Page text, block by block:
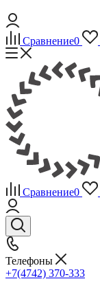
Сравнение0
Сравнение0
Телефоны
+7(4742) 370-333